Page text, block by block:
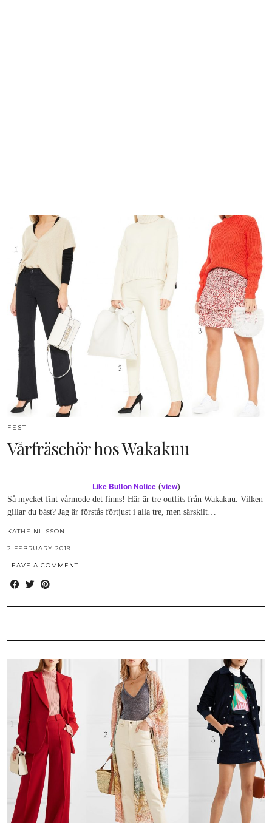
FEST
Vårfräschör hos Wakakuu
Like Button Notice(view)
Så mycket fint vårmode det finns! Här är tre outfits från Wakakuu. Vilken
gillar du bäst? Jag är förstås förtjust i alla tre, men särskilt…
KÄTHE NILSSON
2 FEBRUARY 2019
LEAVE A COMMENT